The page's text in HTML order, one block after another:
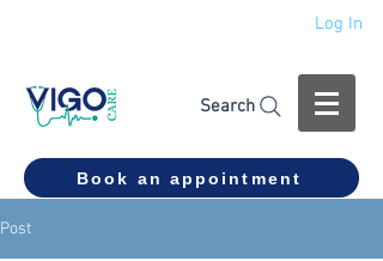
Log In
Search
Book an appointment
Post